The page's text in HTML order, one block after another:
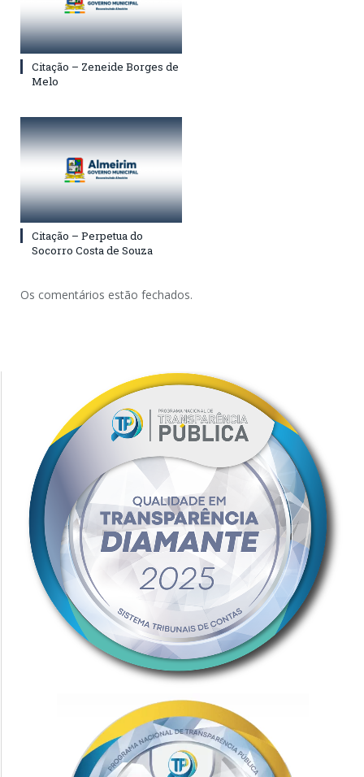
Citação – Zeneide Borges de
Melo
Citação – Perpetua do
Socorro Costa de Souza
Os comentários estão fechados.